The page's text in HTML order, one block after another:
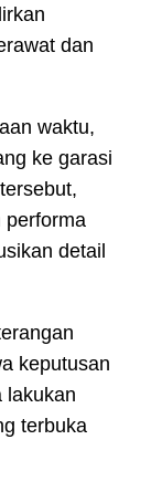
dan
waktu,
ke garasi
performa
detail
keputusan
lakukan
terbuka